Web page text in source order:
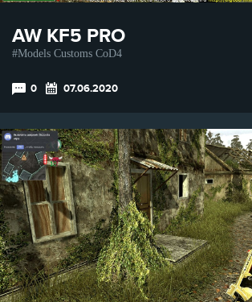
AW KF5 PRO
Models Customs CoD4
0 07.06.2020